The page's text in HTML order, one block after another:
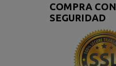
COMPRA CON
SEGURIDAD